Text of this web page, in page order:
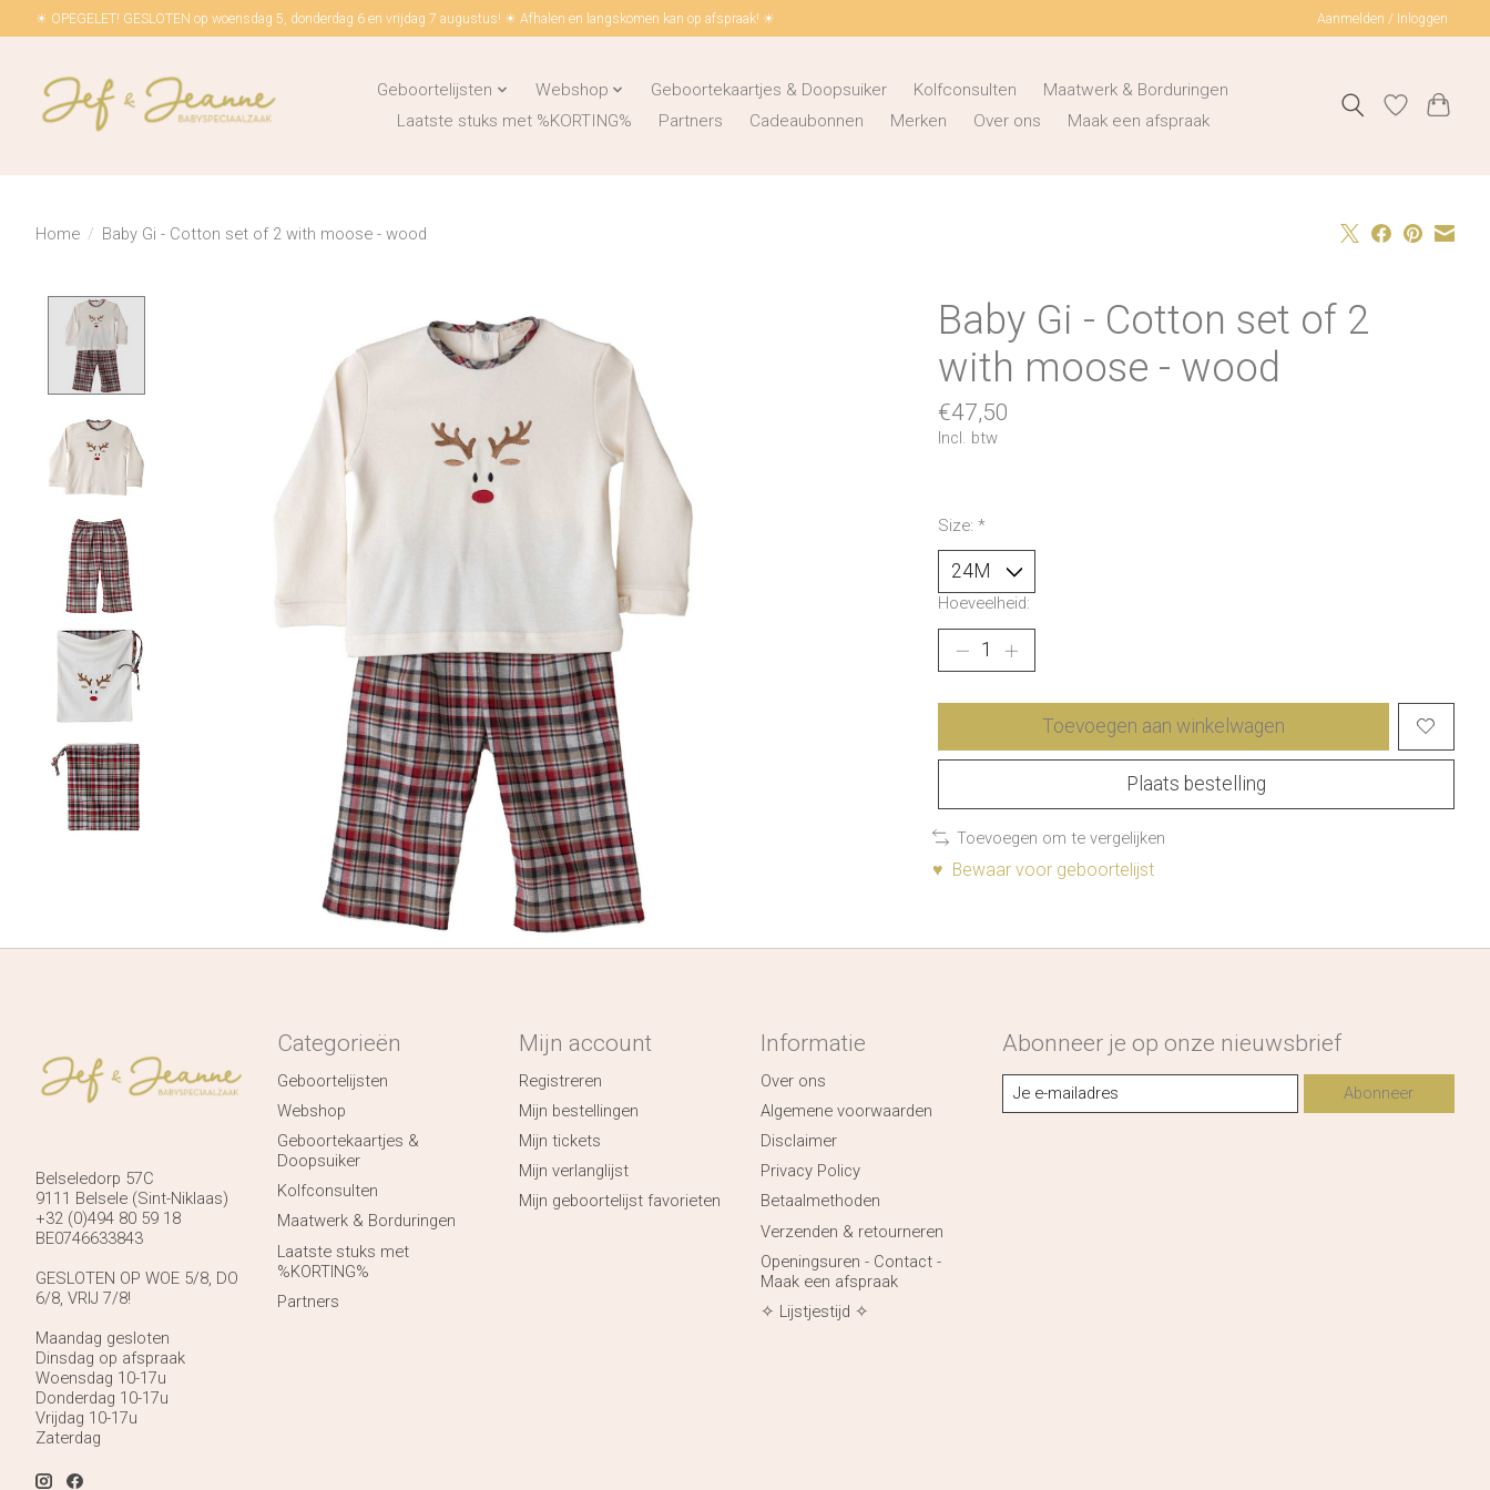
☀ OPEGELET! GESLOTEN op woensdag 5, donderdag 6 en vrijdag 7 augustus! ☀ Afhalen en langskomen kan op afspraak! ☀ Aanmelden / Inloggen
Geboortelijsten Webshop Geboortekaartjes & Doopsuiker Kolfconsulten
Maatwerk & Borduringen
Laatste stuks met %KORTING%
Partners Cadeaubonnen Merken Over ons Maak een afspraak
Home / Baby Gi - Cotton set of 2 with moose - wood
Baby Gi - Cotton set of 2
with moose - wood
€47,50
Incl. btw
Size: *
Hoeveelheid:
Toevoegen aan winkelwagen
Plaats bestelling
Toevoegen om te vergelijken
♥ Bewaar voor geboortelijst
Belseledorp 57C
9111 Belsele (Sint-Niklaas)
+32 (0)494 80 59 18
BE0746633843
GESLOTEN OP WOE 5/8, DO
6/8, VRIJ 7/8!
Maandag gesloten
Dinsdag op afspraak
Woensdag 10-17u
Donderdag 10-17u
Vrijdag 10-17u
Zaterdag
Categorieën
Geboortelijsten
Webshop
Geboortekaartjes &
Doopsuiker
Kolfconsulten
Maatwerk & Borduringen
Laatste stuks met
%KORTING%
Partners
Mijn account
Registreren
Mijn bestellingen
Mijn tickets
Mijn verlanglijst
Mijn geboortelijst favorieten
Informatie
Over ons
Algemene voorwaarden
Disclaimer
Privacy Policy
Betaalmethoden
Verzenden & retourneren
Openingsuren - Contact -
Maak een afspraak
✧ Lijstjestijd ✧
Abonneer je op onze nieuwsbrief
Abonneer